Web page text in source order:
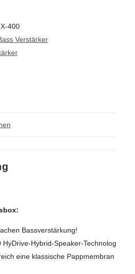
400
Verstärker
Bassverstärkung!
HyDrive-Hybrid-Speaker-Technologie
eine klassische Pappmembran